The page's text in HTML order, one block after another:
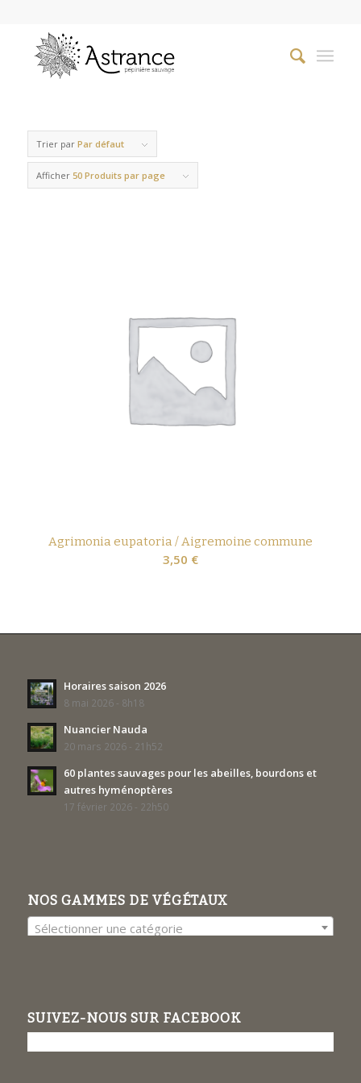
Trier par Par défaut
Afficher 50 Produits par page
Agrimonia eupatoria / Aigremoine commune
3,50 €
Horaires saison 2026
8 mai 2026 - 8h18
Nuancier Nauda
20 mars 2026 - 21h52
60 plantes sauvages pour les abeilles, bourdons et
autres hyménoptères
17 février 2026 - 22h50
NOS GAMMES DE VÉGÉTAUX
Sélectionner une catégorie
SUIVEZ-NOUS SUR FACEBOOK